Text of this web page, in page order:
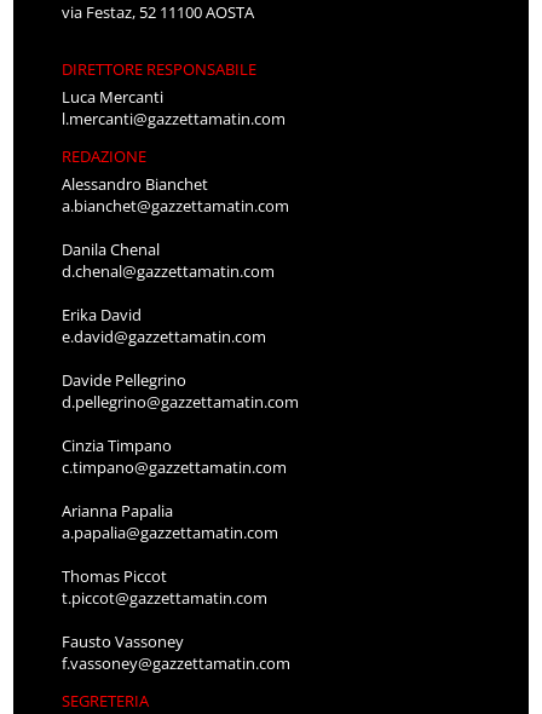
via Festaz, 52 11100 AOSTA
DIRETTORE RESPONSABILE
Luca Mercanti
l.mercanti@gazzettamatin.com
REDAZIONE
Alessandro Bianchet
a.bianchet@gazzettamatin.com
Danila Chenal
d.chenal@gazzettamatin.com
Erika David
e.david@gazzettamatin.com
Davide Pellegrino
d.pellegrino@gazzettamatin.com
Cinzia Timpano
c.timpano@gazzettamatin.com
Arianna Papalia
a.papalia@gazzettamatin.com
Thomas Piccot
t.piccot@gazzettamatin.com
Fausto Vassoney
f.vassoney@gazzettamatin.com
SEGRETERIA